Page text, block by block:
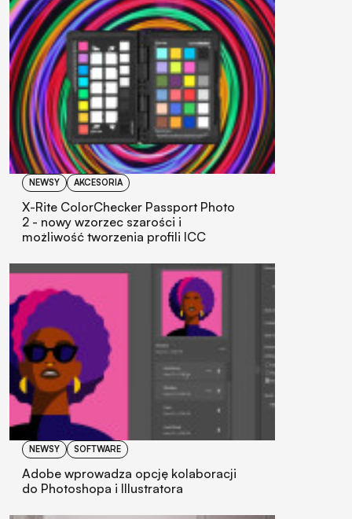
NEWSY AKCESORIA
X-Rite ColorChecker Passport Photo
2 - nowy wzorzec szarości i
możliwość tworzenia profili ICC
NEWSY SOFTWARE
Adobe wprowadza opcję kolaboracji
do Photoshopa i Illustratora